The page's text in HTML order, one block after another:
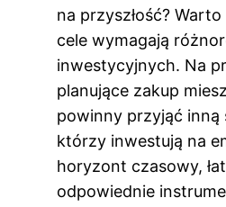
na przyszłość?
cele wymagają
inwestycyjnych. Na
planujące zakup
powinny przyjąć inną
którzy inwestują na
horyzont czasowy,
odpowiednie